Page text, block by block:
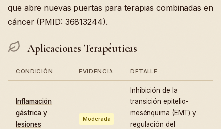
que abre nuevas puertas para terapias combinadas en
cáncer (PMID: 36813244).
Aplicaciones Terapéuticas
CONDICIÓN EVIDENCIA DETALLE
Inflamación
gástrica y
lesiones
Moderada
Inhibición de la
transición epitelio-
mesénquima (EMT) y
regulación del